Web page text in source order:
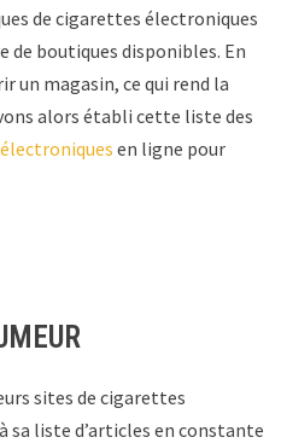
de cigarettes électroniques
de boutiques disponibles. En
un magasin, ce qui rend la
alors établi cette liste des
en ligne pour
sites de cigarettes
sa liste d’articles en constante